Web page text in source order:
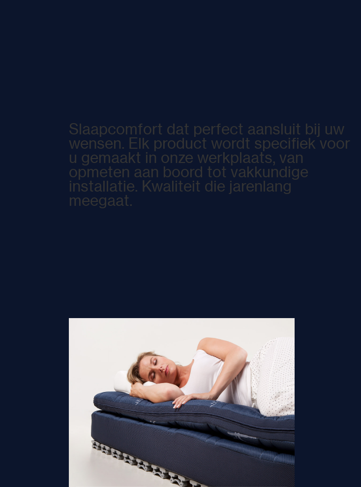
Slaapcomfort dat perfect aansluit bij uw
wensen. Elk product wordt specifiek voor
u gemaakt in onze werkplaats, van
opmeten aan boord tot vakkundige
installatie. Kwaliteit die jarenlang
meegaat.